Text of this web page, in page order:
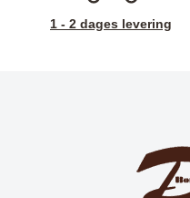
1 - 2 dages levering